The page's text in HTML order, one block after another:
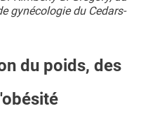
gynécologie du Cedars-
du poids, des